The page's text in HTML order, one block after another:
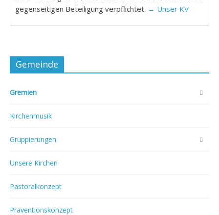
gegenseitigen Beteiligung verpflichtet. → Unser KV
Gemeinde
Gremien
Kirchenmusik
Gruppierungen
Unsere Kirchen
Pastoralkonzept
Präventionskonzept